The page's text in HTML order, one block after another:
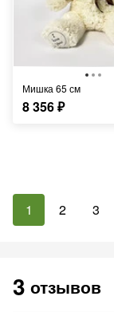
Мишка 65 см
8 356₽
1 2 3
3 отзывов